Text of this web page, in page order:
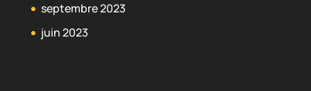
septembre 2023
juin 2023